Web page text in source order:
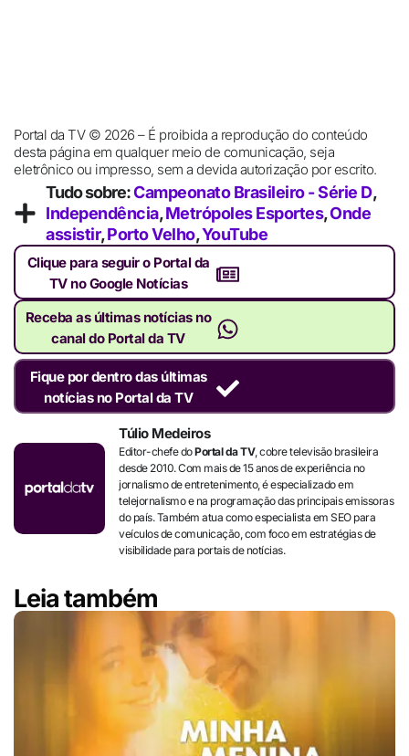
Portal da TV © 2026 – É proibida a reprodução do conteúdo
desta página em qualquer meio de comunicação, seja
eletrônico ou impresso, sem a devida autorização por escrito.
Tudo sobre:Campeonato Brasileiro - Série D,
Independência,Metrópoles Esportes,Onde
assistir,Porto Velho,YouTube
Clique para seguir o Portal da
TV no Google Notícias
Receba as últimas notícias no
canal do Portal da TV
Fique por dentro das últimas
notícias no Portal da TV
Túlio Medeiros
Editor-chefe doPortal da TV, cobre televisão brasileira
desde 2010. Com mais de 15 anos de experiência no
jornalismo de entretenimento, é especializado em
telejornalismo e na programação das principais emissoras
do país. Também atua como especialista em SEO para
veículos de comunicação, com foco em estratégias de
visibilidade para portais de notícias.
Leia também